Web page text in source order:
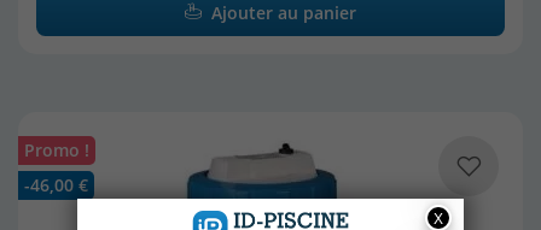
Ajouter au panier
Promo !
-46,00 €